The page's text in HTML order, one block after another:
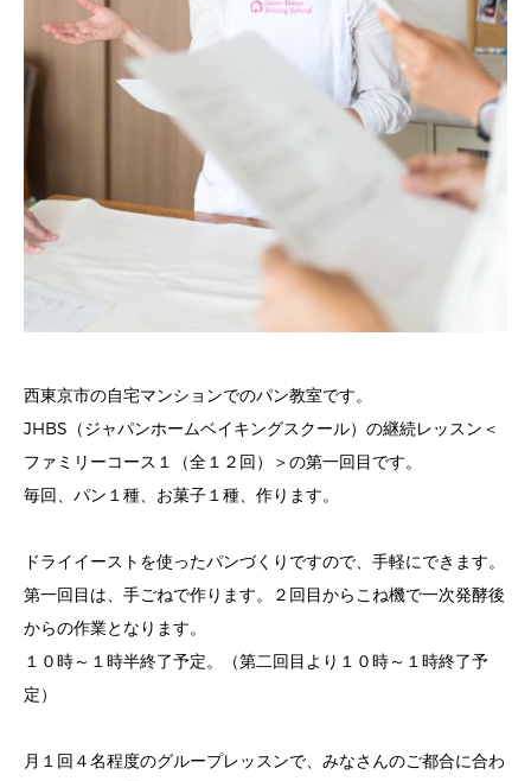
西東京市の自宅マンションでのパン教室です。
JHBS（ジャパンホームベイキングスクール）の継続レッスン＜
ファミリーコース１（全１２回）＞の第一回目です。
毎回、パン１種、お菓子１種、作ります。
ドライイーストを使ったパンづくりですので、手軽にできます。
第一回目は、手ごねで作ります。２回目からこね機で一次発酵後
からの作業となります。
１０時～１時半終了予定。（第二回目より１０時～１時終了予
定）
月１回４名程度のグループレッスンで、みなさんのご都合に合わ